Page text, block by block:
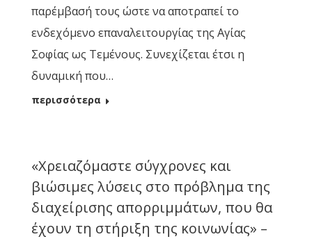
παρέμβασή τους ώστε να αποτραπεί το
ενδεχόμενο επαναλειτουργίας της Αγίας
Σοφίας ως Τεμένους. Συνεχίζεται έτσι η
δυναμική που…
περισσότερα
«Χρειαζόμαστε σύγχρονες και
βιώσιμες λύσεις στο πρόβλημα της
διαχείρισης απορριμμάτων, που θα
έχουν τη στήριξη της κοινωνίας» –